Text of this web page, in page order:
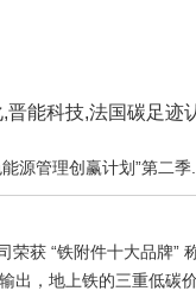
晋能科技,法国碳足迹
源管理创赢计划”第二季...
荣获 “铁附件十大品牌”
出，地上铁的三重低碳